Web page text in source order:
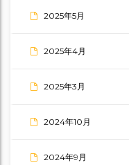
2025年5月
2025年4月
2025年3月
2024年10月
2024年9月